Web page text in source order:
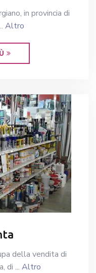
in provincia di
Altro
della vendita di
di ... Altro